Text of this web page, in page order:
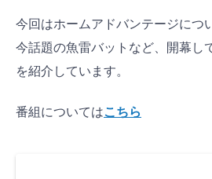
今回はホームアドバンテージにつ
今話題の魚雷バットなど、開幕し
を紹介しています。
番組についてはこちら